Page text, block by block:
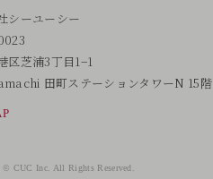
シーユーシー
区芝浦3丁目1−1
田町ステーションタワーN 15階
CUC Inc. All Rights Reserved.